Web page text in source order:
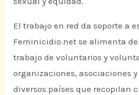
El trabajo en red da soporte a
Feminicidio.net se alimenta
trabajo de voluntarios y
organizaciones, asociaciones
diversos países que recopilan